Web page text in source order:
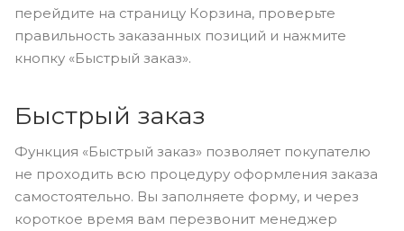
перейдите на страницу Корзина, проверьте
правильность заказанных позиций и нажмите
кнопку «Быстрый заказ».
Быстрый заказ
Функция «Быстрый заказ» позволяет покупателю
не проходить всю процедуру оформления заказа
самостоятельно. Вы заполняете форму, и через
короткое время вам перезвонит менеджер